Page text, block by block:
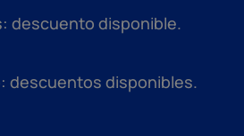
descuento disponible.
descuentos disponibles.